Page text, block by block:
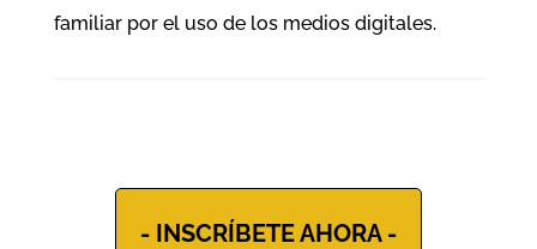
familiar por el uso de los medios digitales.
- INSCRÍBETE AHORA -